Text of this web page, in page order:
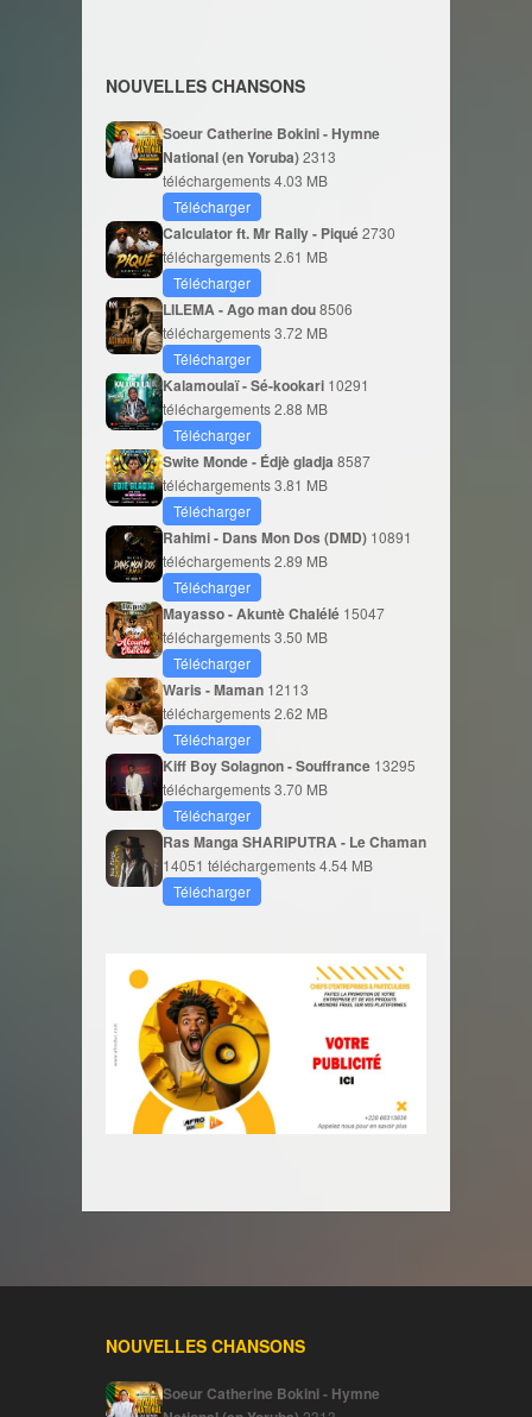
NOUVELLES CHANSONS
Soeur Catherine Bokini - Hymne
National (en Yoruba)2313
téléchargements4.03 MB
Télécharger
Calculator ft. Mr Rally - Piqué2730
téléchargements2.61 MB
Télécharger
LILEMA - Ago man dou8506
téléchargements3.72 MB
Télécharger
Kalamoulaï - Sé-kookari 10291
téléchargements2.88 MB
Télécharger
Swite Monde - Édjè gladja 8587
téléchargements3.81 MB
Télécharger
Rahimi - Dans Mon Dos (DMD) 10891
téléchargements2.89 MB
Télécharger
Mayasso - Akuntè Chalélé 15047
téléchargements3.50 MB
Télécharger
Waris - Maman 12113
téléchargements2.62 MB
Télécharger
Kiff Boy Solagnon - Souffrance 13295
téléchargements3.70 MB
Télécharger
Ras Manga SHARIPUTRA - Le Chaman
14051 téléchargements4.54 MB
Télécharger
NOUVELLES CHANSONS
Soeur Catherine Bokini - Hymne